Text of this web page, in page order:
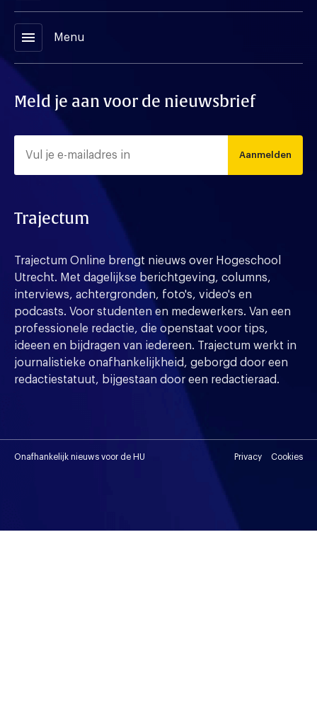
menu Menu
Meld je aan voor de nieuwsbrief
Aanmelden
Trajectum
Trajectum Online brengt nieuws over Hogeschool
Utrecht. Met dagelijkse berichtgeving, columns,
interviews, achtergronden, foto's, video's en
podcasts. Voor studenten en medewerkers. Van een
professionele redactie, die openstaat voor tips,
ideeen en bijdragen van iedereen. Trajectum werkt in
journalistieke onafhankelijkheid, geborgd door een
redactiestatuut, bijgestaan door een redactieraad.
Onafhankelijk nieuws voor de HU Privacy Cookies